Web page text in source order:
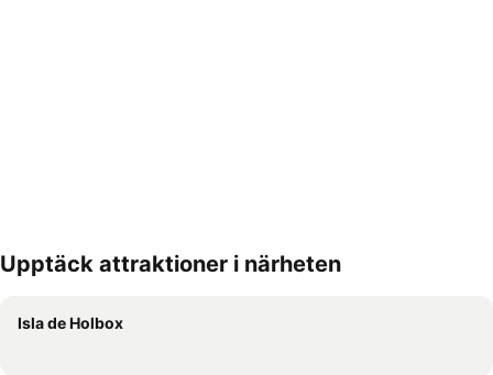
Förstora kartan
Upptäck attraktioner i närheten
Isla de Holbox